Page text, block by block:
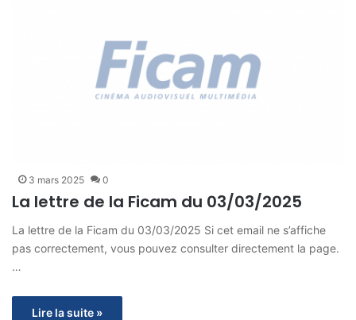
3 mars 2025 0
La lettre de la Ficam du 03/03/2025
La lettre de la Ficam du 03/03/2025 Si cet email ne s’affiche
pas correctement, vous pouvez consulter directement la page.
…
Lire la suite »